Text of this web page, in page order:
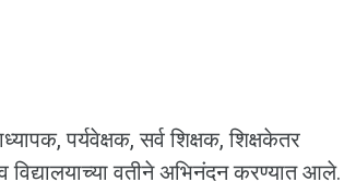
पर्यवेक्षक, सर्व शिक्षक, शिक्षकेतर
विद्यालयाच्या वतीने अभिनंदन करण्यात आले.